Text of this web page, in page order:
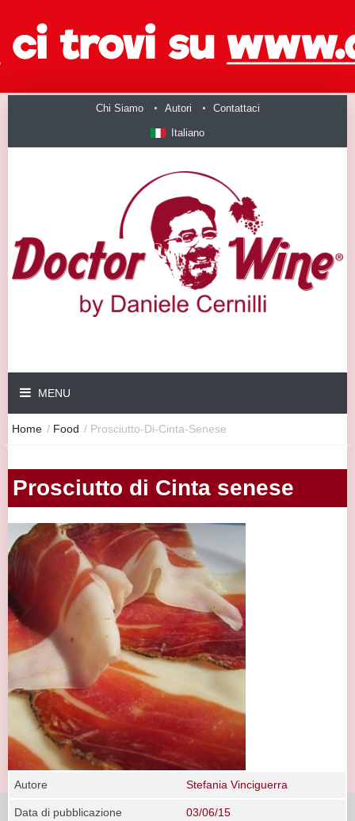
Chi Siamo Autori Contattaci
Italiano
MENU
Home / Food / Prosciutto-Di-Cinta-Senese
Prosciutto di Cinta senese
Autore Stefania Vinciguerra
Data di pubblicazione 03/06/15